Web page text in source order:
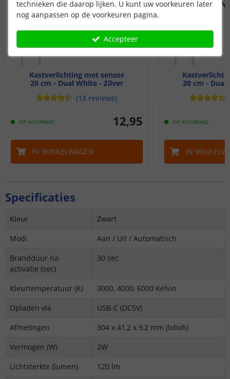
Kastverlichting met sensor
20 cm - Dual White - Zilver
(13 reviews)
OP VOORRAAD 12,95
IN WINKELWAGEN
20 cm -
OP VOORRAAD
IN
Specificaties
Kleur
Zwart
Modi
Aan / Uit / Automatisch
Brandduur na
activatie (sec)
30 sec
Kleurtemperatuur (K)
3000, 4000, 6000 Kelvin
Opladen via
USB-C (DC5V)
Afmetingen
304 x 41,2 x 9,2 mm (lxbxh)
Vermogen (W)
2W
Lichtsterkte (lumen)
120 lm
technieken die daarop lijken. U kunt uw voorkeuren later
nog aanpassen op de voorkeuren pagina.
Accepteer